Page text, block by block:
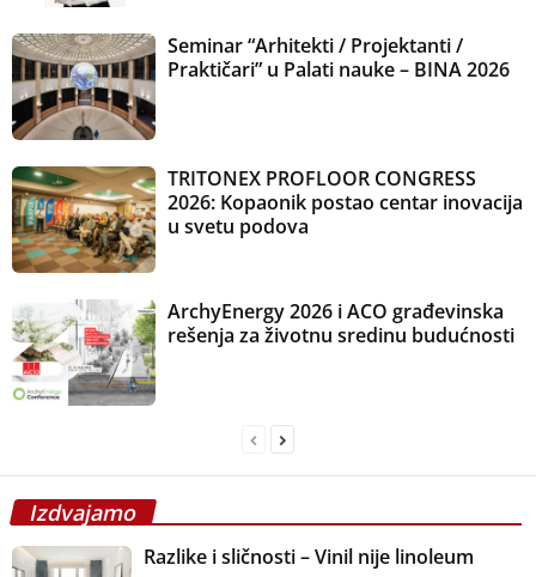
Seminar “Arhitekti / Projektanti /
Praktičari” u Palati nauke – BINA 2026
TRITONEX PROFLOOR CONGRESS
2026: Kopaonik postao centar inovacija
u svetu podova
ArchyEnergy 2026 i ACO građevinska
rešenja za životnu sredinu budućnosti
Izdvajamo
Razlike i sličnosti – Vinil nije linoleum